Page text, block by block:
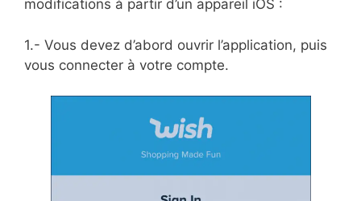
modifications à partir d’un appareil iOS :
1.- Vous devez d’abord ouvrir l’application, puis
vous connecter à votre compte.